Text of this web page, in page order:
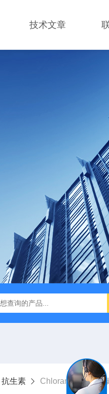
技术文章
Mix Plus无缝克隆
抗生素 Chloramphenicol